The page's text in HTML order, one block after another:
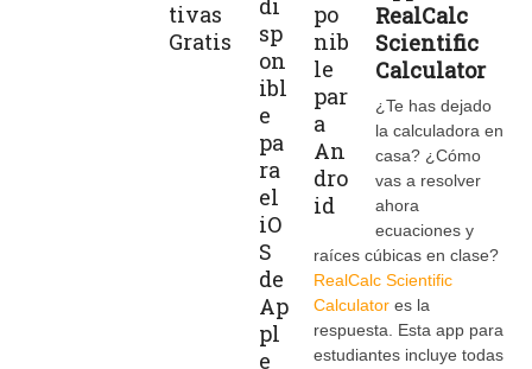
RealCalc
Scientific
Calculator
¿Te has dejado
la calculadora en
casa? ¿Cómo
vas a resolver
ahora
ecuaciones y
raíces cúbicas en clase?
RealCalc Scientific
Calculator es la
respuesta. Esta app para
estudiantes incluye todas